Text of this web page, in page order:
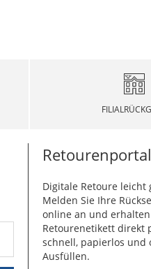
Retourenportal
Digitale Retoure leicht
Melden Sie Ihre
online an und
Retourenetikett direkt
schnell, papierlos und
Ausfüllen.